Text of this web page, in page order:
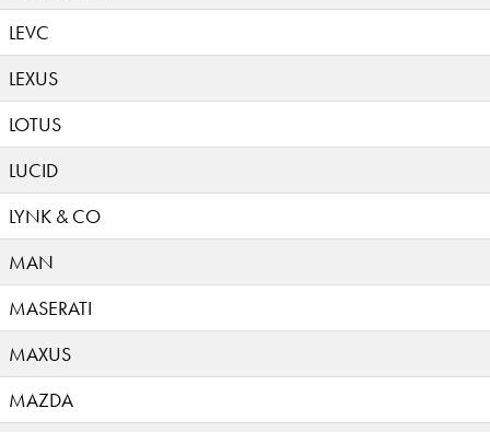
LEVC
LEXUS
LOTUS
LUCID
LYNK & CO
MAN
MASERATI
MAXUS
MAZDA